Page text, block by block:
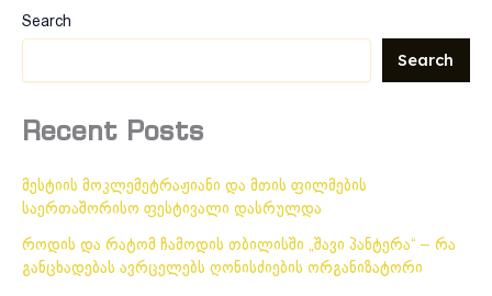
Search
Search
Recent Posts
მესტიის მოკლემეტრაჟიანი და მთის ფილმების
საერთაშორისო ფესტივალი დასრულდა
როდის და რატომ ჩამოდის თბილისში „შავი პანტერა“ – რა
განცხადებას ავრცელებს ღონისძიების ორგანიზატორი